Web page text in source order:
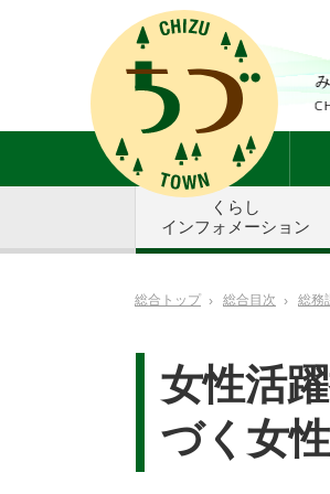
くらし
インフォメーション
総合トップ 総合目次 総務
女性活
づく女